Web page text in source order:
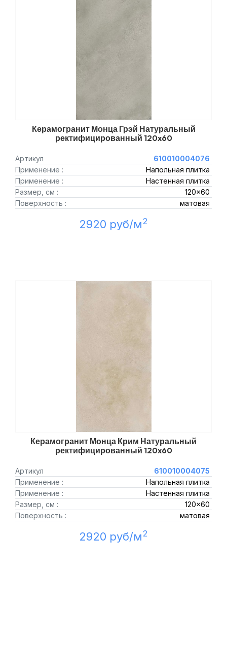
Керамогранит Монца Грэй Натуральный
ректифицированный 120x60
Артикул
610010004076
Применение :
Напольная плитка
Применение :
Настенная плитка
Размер, см :
120x60
Поверхность :
матовая
2920 руб/м2
Керамогранит Монца Крим Натуральный
ректифицированный 120x60
Артикул
610010004075
Применение :
Напольная плитка
Применение :
Настенная плитка
Размер, см :
120x60
Поверхность :
матовая
2920 руб/м2